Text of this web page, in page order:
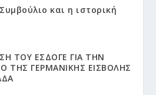
και η ιστορική
ΤΟΥ ΕΣΔΟΓΕ ΓΙΑ ΤΗΝ
ΤΗΣ ΓΕΡΜΑΝΙΚΗΣ ΕΙΣΒΟΛΗΣ